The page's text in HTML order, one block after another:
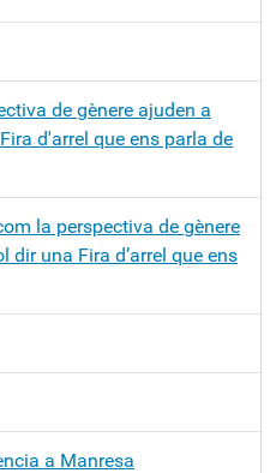
de gènere ajuden a
d'arrel que ens parla de
la perspectiva de gènere
dir una Fira d’arrel que ens
a Manresa